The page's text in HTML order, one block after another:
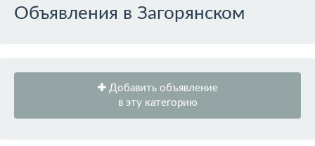
Объявления в Загорянском
Добавить объявление
в эту категорию